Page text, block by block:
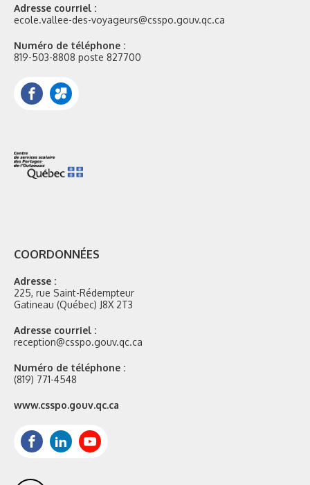
Adresse courriel :
ecole.vallee-des-voyageurs@csspo.gouv.qc.ca
Numéro de téléphone :
819-503-8808 poste 827700
Facebook
Portail
Mozaik
COORDONNÉES
Adresse :
225, rue Saint-Rédempteur
Gatineau (Québec) J8X 2T3
Adresse courriel :
reception@csspo.gouv.qc.ca
Numéro de téléphone :
(819) 771-4548
Site
www.csspo.gouv.qc.ca
FacebookLinkedInYoutube